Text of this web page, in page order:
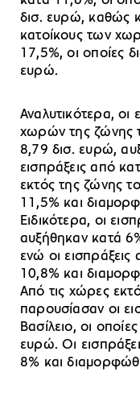
δισ. ευρώ, καθώς
κατοίκους των
17,5%, οι οποίες
ευρώ.
Αναλυτικότερα, οι
χωρών της ζώνης
8,79 δισ. ευρώ,
εισπράξεις από
εκτός της ζώνης
11,5% και
Ειδικότερα, οι
αυξήθηκαν κατά
ενώ οι
10,8% και
Από τις χώρες
παρουσίασαν οι
Βασίλειο, οι
ευρώ. Οι
8% και